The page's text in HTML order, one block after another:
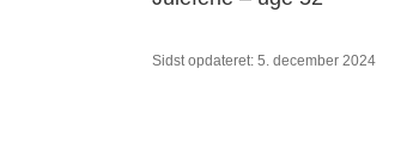
Sidst opdateret: 5. december 2024